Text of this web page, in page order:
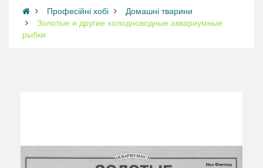
Професійні хобі
Домашні тварини
Золотые и другие холодноводные аквариумные
рыбки